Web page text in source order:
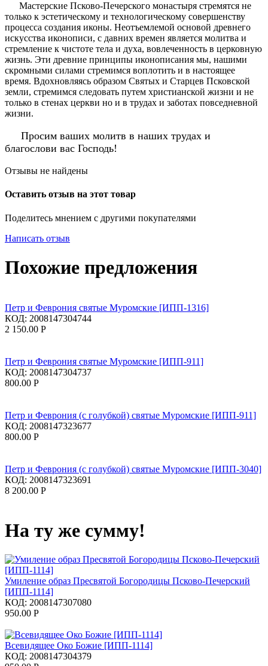
Мастерские Псково-Печерского монастыря стремятся не
только к эстетическому и технологическому совершенству
процесса создания иконы. Неотъемлемой основой древнего
искусства иконописи, с давних времен является молитва и
стремление к чистоте тела и духа, вовлеченность в церковную
жизнь. Эти древние принципы иконописания мы, нашими
скромными силами стремимся воплотить и в настоящее
время. Вдохновляясь образом Святых и Старцев Псковской
земли, стремимся следовать путем христианской жизни и не
только в стенах церкви но и в трудах и заботах повседневной
жизни.
Просим ваших молитв в наших трудах и
благослови вас Господь!
Отзывы не найдены
Оставить отзыв на этот товар
Поделитесь мнением с другими покупателями
Написать отзыв
Похожие предложения
Петр и Феврония святые Муромские [ИПП-1316]
КОД: 2008147304744
2 150.00 Р
Петр и Феврония святые Муромские [ИПП-911]
КОД: 2008147304737
800.00 Р
Петр и Феврония (с голубкой) святые Муромские [ИПП-911]
КОД: 2008147323677
800.00 Р
Петр и Феврония (с голубкой) святые Муромские [ИПП-3040]
КОД: 2008147323691
8 200.00 Р
На ту же сумму!
Умиление образ Пресвятой Богородицы Псково-Печерский
[ИПП-1114]
КОД: 2008147307080
950.00 Р
Всевидящее Око Божие [ИПП-1114]
КОД: 2008147304379